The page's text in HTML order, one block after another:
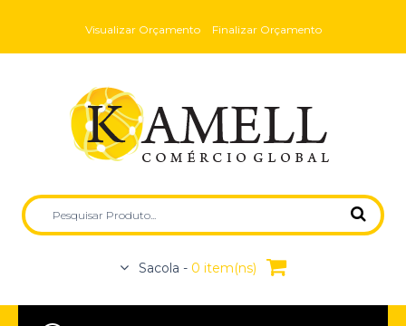
Visualizar Orçamento Finalizar Orçamento
Sacola - 0 item(ns)